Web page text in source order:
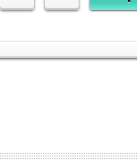
и относительной